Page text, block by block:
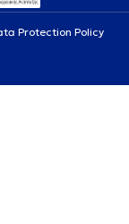
Protection Policy